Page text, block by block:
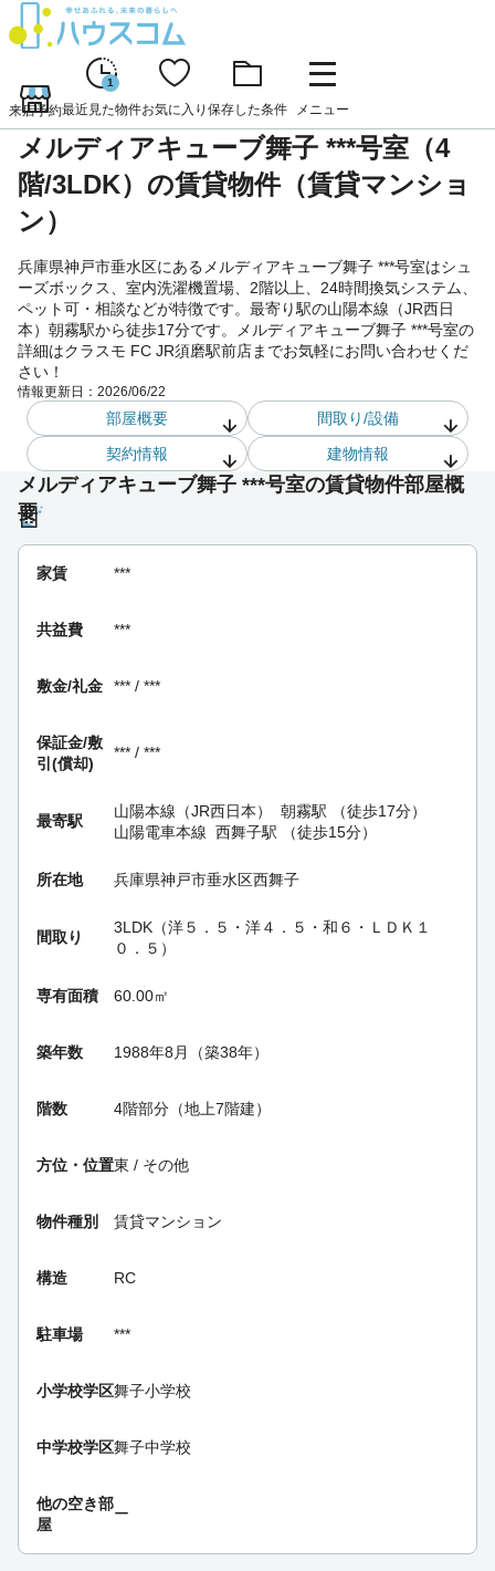
来店予約
1
最近見た物件お気に入り 保存した条件 メニュー
メルディアキューブ舞子 ***号室（4
階/3LDK）の賃貸物件（賃貸マンショ
ン）
兵庫県神戸市垂水区にあるメルディアキューブ舞子 ***号室はシュ
ーズボックス、室内洗濯機置場、2階以上、24時間換気システム、
ペット可・相談などが特徴です。最寄り駅の山陽本線（JR西日
本）朝霧駅から徒歩17分です。メルディアキューブ舞子 ***号室の
詳細はクラスモ FC JR須磨駅前店までお気軽にお問い合わせくだ
さい！
情報更新日： 2026/06/22
部屋概要
間取り/設備
契約情報
建物情報
メルディアキューブ舞子 ***号室の賃貸物件部屋概
要
家賃 ***
共益費 ***
敷金/礼金 *** / ***
保証金/敷
引(償却)
*** / ***
最寄駅
山陽本線（JR西日本） 朝霧駅 （徒歩17分）
山陽電車本線 西舞子駅 （徒歩15分）
所在地 兵庫県神戸市垂水区西舞子
間取り
3LDK（洋５．５・洋４．５・和６・ＬＤＫ１
０．５）
専有面積 60.00㎡
築年数 1988年8月（築38年）
階数 4階部分（地上7階建）
方位・位置東 / その他
物件種別 賃貸マンション
構造 RC
駐車場 ***
小学校学区舞子小学校
中学校学区舞子中学校
他の空き部
屋
ー